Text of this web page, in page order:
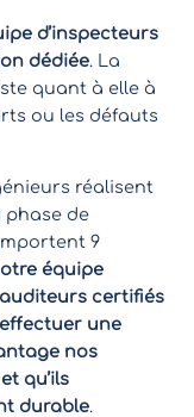
d’inspecteurs
dédiée. La
quant à elle à
ou les défauts
réalisent
de
9
équipe
certifiés
une
nos
qu’ils
durable.